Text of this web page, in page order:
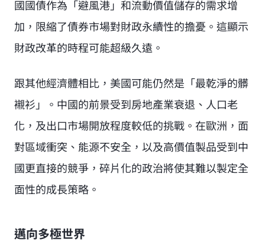
國國債作為「避風港」和流動價值儲存的需求增
加，限縮了債券市場對財政永續性的擔憂。這顯示
財政改革的時程可能超級久遠。
跟其他經濟體相比，美國可能仍然是「最乾淨的髒
襯衫」。中國的前景受到房地產業衰退、人口老
化，及出口市場開放程度較低的挑戰。在歐洲，面
對區域衝突、能源不安全，以及高價值製品受到中
國更直接的競爭，碎片化的政治將使其難以製定全
面性的成長策略。
邁向多極世界